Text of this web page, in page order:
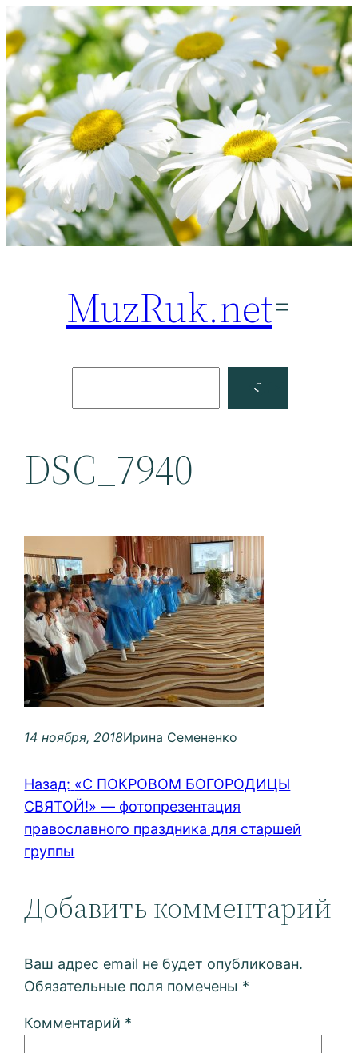
Перейти
к
содержимому
MuzRuk.net
Facebook
DSC_7940
14 ноября, 2018Ирина Семененко
Назад: «С ПОКРОВОМ БОГОРОДИЦЫ
СВЯТОЙ!» — фотопрезентация
православного праздника для старшей
группы
Добавить комментарий
Ваш адрес email не будет опубликован.
Обязательные поля помечены *
Комментарий *